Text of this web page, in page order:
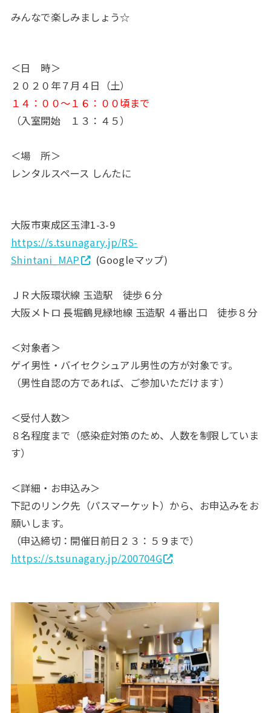
みんなで楽しみましょう☆
＜日 時＞
２０２０年７月４日（土）
１４：００～１６：００頃まで
（入室開始 １３：４５）
＜場 所＞
レンタルスペース しんたに
大阪市東成区玉津1-3-9
https://s.tsunagary.jp/RS-
Shintani_MAP
(Googleマップ)
ＪＲ大阪環状線 玉造駅 徒歩６分
大阪メトロ 長堀鶴見緑地線 玉造駅 ４番出口 徒歩８分
＜対象者＞
ゲイ男性・バイセクシュアル男性の方が対象です。
（男性自認の方であれば、ご参加いただけます）
＜受付人数＞
８名程度まで（感染症対策のため、人数を制限していま
す）
＜詳細・お申込み＞
下記のリンク先（パスマーケット）から、お申込みをお
願いします。
（申込締切：開催日前日２３：５９まで）
https://s.tsunagary.jp/200704G